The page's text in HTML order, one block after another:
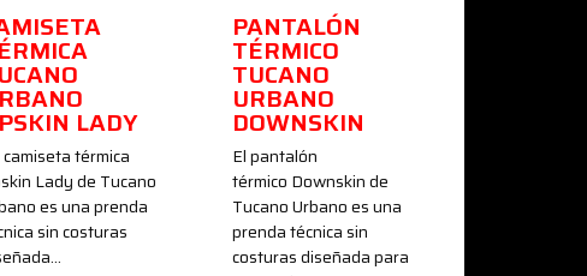
LADY
camiseta térmica
Lady de Tucano
es una prenda
sin costuras
PANTALÓN
TÉRMICO
TUCANO
URBANO
DOWNSKIN
El pantalón
térmico Downskin de
Tucano Urbano es una
prenda técnica sin
costuras diseñada para